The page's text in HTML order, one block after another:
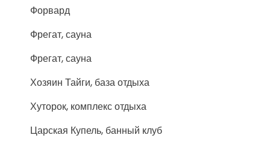
Форвард
Фрегат, сауна
Фрегат, сауна
Хозяин Тайги, база отдыха
Хуторок, комплекс отдыха
Царская Купель, банный клуб